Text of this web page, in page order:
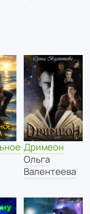
Дримеон
Ольга
Валентеева